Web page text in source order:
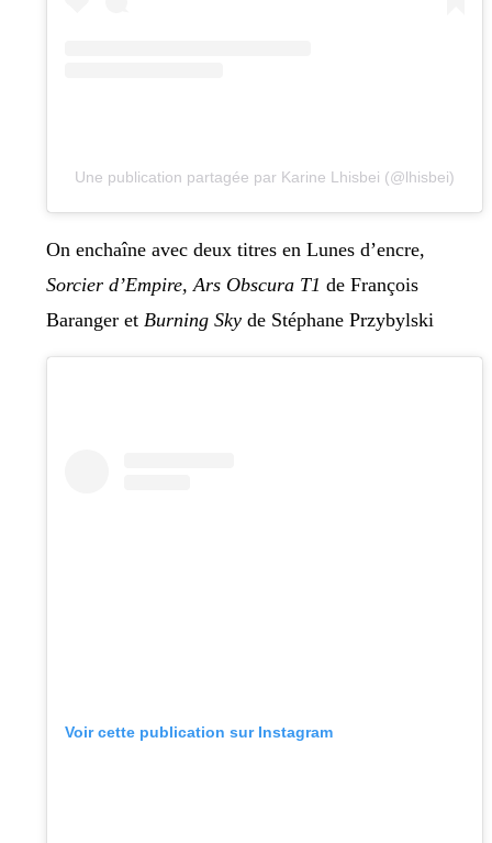
Une publication partagée par Karine Lhisbei (@lhisbei)
On enchaîne avec deux titres en Lunes d’encre,
Sorcier d’Empire, Ars Obscura T1 de François
Baranger et Burning Sky de Stéphane Przybylski
Voir cette publication sur Instagram